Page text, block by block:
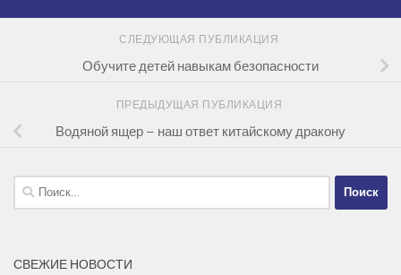
СЛЕДУЮЩАЯ ПУБЛИКАЦИЯ
Обучите детей навыкам безопасности
ПРЕДЫДУЩАЯ ПУБЛИКАЦИЯ
Водяной ящер – наш ответ китайскому дракону
Найти:
СВЕЖИЕ НОВОСТИ